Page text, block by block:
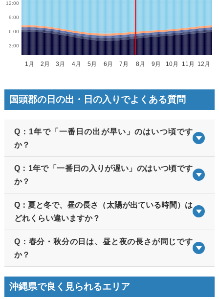
国頭郡の日の出・日の入りでよくある質問
Q：1年で「一番日の出が早い」のはいつ頃です
か？
Q：1年で「一番日の入りが遅い」のはいつ頃です
か？
Q：夏と冬で、昼の長さ（太陽が出ている時間）は
どれくらい違いますか？
Q：春分・秋分の日は、昼と夜の長さが同じです
か？
沖縄県で良く見られるエリア